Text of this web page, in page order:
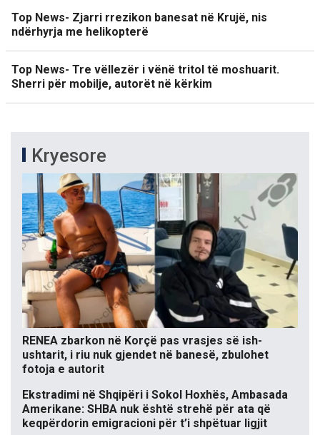
Top News- Zjarri rrezikon banesat në Krujë, nis
ndërhyrja me helikopterë
Top News- Tre vëllezër i vënë tritol të moshuarit.
Sherri për mobilje, autorët në kërkim
Kryesore
RENEA zbarkon në Korçë pas vrasjes së ish-
ushtarit, i riu nuk gjendet në banesë, zbulohet
fotoja e autorit
Ekstradimi në Shqipëri i Sokol Hoxhës, Ambasada
Amerikane: SHBA nuk është strehë për ata që
keqpërdorin emigracioni për t’i shpëtuar ligjit